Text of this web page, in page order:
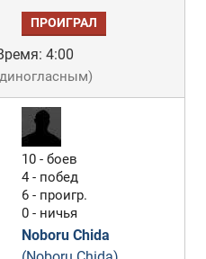
ПРОИГРАЛ
4:00
)
10 - боев
4 - побед
6 - проигр.
0 - ничья
Noboru Chida